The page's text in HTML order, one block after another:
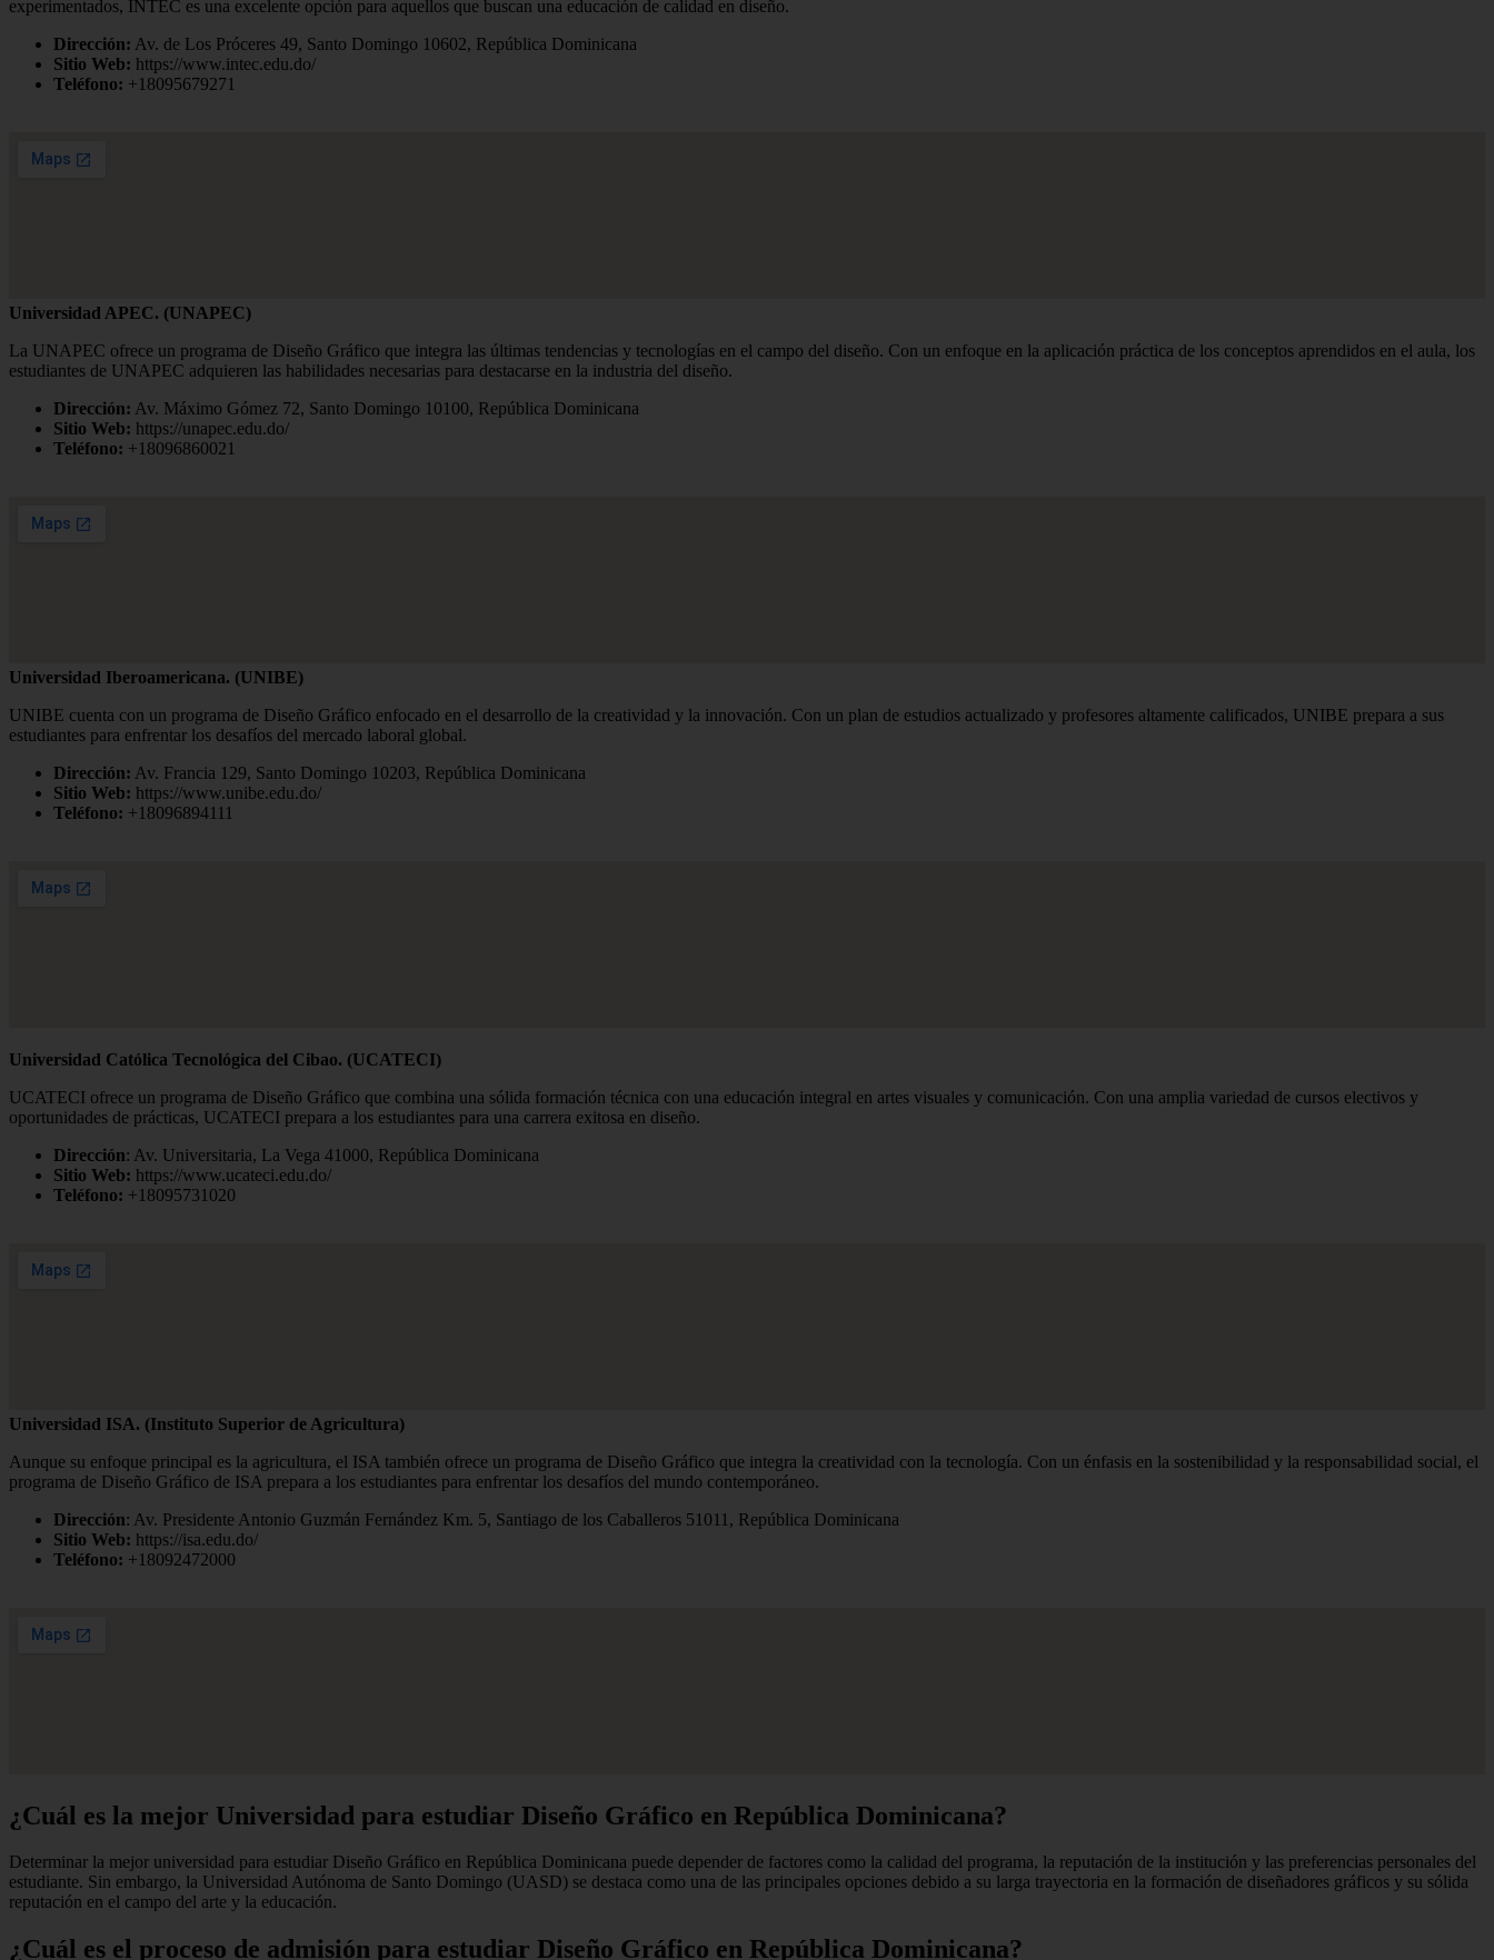
experimentados, INTEC es una excelente opción para aquellos que buscan una educación de calidad en diseño.
Dirección: Av. de Los Próceres 49, Santo Domingo 10602, República Dominicana
Sitio Web: https://www.intec.edu.do/
Teléfono: +18095679271
Universidad APEC. (UNAPEC)
La UNAPEC ofrece un programa de Diseño Gráfico que integra las últimas tendencias y tecnologías en el campo del diseño. Con un enfoque en la aplicación práctica de los conceptos aprendidos en el aula, los
estudiantes de UNAPEC adquieren las habilidades necesarias para destacarse en la industria del diseño.
Dirección: Av. Máximo Gómez 72, Santo Domingo 10100, República Dominicana
Sitio Web: https://unapec.edu.do/
Teléfono: +18096860021
Universidad Iberoamericana. (UNIBE)
UNIBE cuenta con un programa de Diseño Gráfico enfocado en el desarrollo de la creatividad y la innovación. Con un plan de estudios actualizado y profesores altamente calificados, UNIBE prepara a sus
estudiantes para enfrentar los desafíos del mercado laboral global.
Dirección: Av. Francia 129, Santo Domingo 10203, República Dominicana
Sitio Web: https://www.unibe.edu.do/
Teléfono: +18096894111
Universidad Católica Tecnológica del Cibao. (UCATECI)
UCATECI ofrece un programa de Diseño Gráfico que combina una sólida formación técnica con una educación integral en artes visuales y comunicación. Con una amplia variedad de cursos electivos y
oportunidades de prácticas, UCATECI prepara a los estudiantes para una carrera exitosa en diseño.
Dirección: Av. Universitaria, La Vega 41000, República Dominicana
Sitio Web: https://www.ucateci.edu.do/
Teléfono: +18095731020
Universidad ISA. (Instituto Superior de Agricultura)
Aunque su enfoque principal es la agricultura, el ISA también ofrece un programa de Diseño Gráfico que integra la creatividad con la tecnología. Con un énfasis en la sostenibilidad y la responsabilidad social, el
programa de Diseño Gráfico de ISA prepara a los estudiantes para enfrentar los desafíos del mundo contemporáneo.
Dirección: Av. Presidente Antonio Guzmán Fernández Km. 5, Santiago de los Caballeros 51011, República Dominicana
Sitio Web: https://isa.edu.do/
Teléfono: +18092472000
¿Cuál es la mejor Universidad para estudiar Diseño Gráfico en República Dominicana?
Determinar la mejor universidad para estudiar Diseño Gráfico en República Dominicana puede depender de factores como la calidad del programa, la reputación de la institución y las preferencias personales del
estudiante. Sin embargo, la Universidad Autónoma de Santo Domingo (UASD) se destaca como una de las principales opciones debido a su larga trayectoria en la formación de diseñadores gráficos y su sólida
reputación en el campo del arte y la educación.
¿Cuál es el proceso de admisión para estudiar Diseño Gráfico en República Dominicana?